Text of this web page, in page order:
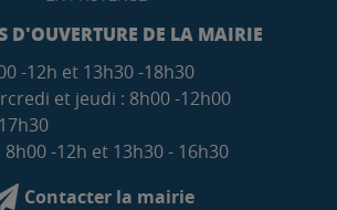
D'OUVERTURE DE LA MAIRIE
-12h et 13h30 -18h30
et jeudi : 8h00 -12h00
-12h et 13h30 - 16h30
Contacter la mairie